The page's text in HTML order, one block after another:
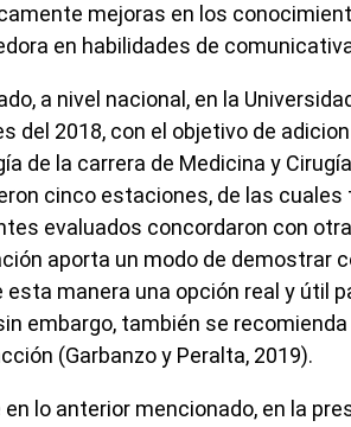
mejoras en los
en habilidades de
a nivel nacional, en la
del 2018, con el objetivo de
de la carrera de Medicina y
cinco estaciones, de las
evaluados concordaron con
aporta un modo de demostrar
esta manera una opción real y útil
embargo, también se
(Garbanzo y Peralta, 2019).
en lo anterior mencionado, en la